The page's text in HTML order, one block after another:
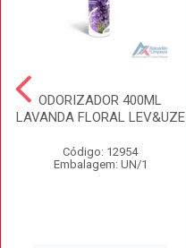
ODORIZADOR 400ML
LAVANDA FLORAL LEV&UZE
Código: 12954
Embalagem: UN/1